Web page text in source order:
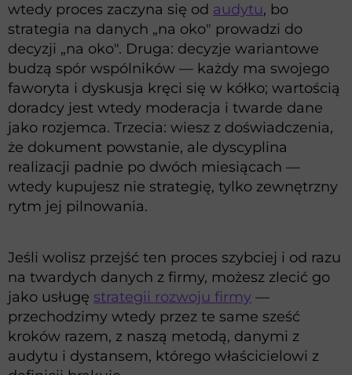
wtedy proces zaczyna się od audytu, bo
strategia na danych „na oko" prowadzi do
decyzji „na oko". Druga: decyzje wariantowe
budzą spór wspólników — każdy ma swojego
faworyta i dyskusja kręci się w kółko; wartością
doradcy jest wtedy moderacja i twarde dane
jako rozjemca. Trzecia: wiesz z doświadczenia,
że dokument powstanie, ale dyscyplina
realizacji padnie po dwóch miesiącach —
wtedy kupujesz nie strategię, tylko zewnętrzny
rytm jej pilnowania.
Jeśli wolisz przejść ten proces szybciej i od razu
na twardych danych z firmy, możesz zlecić go
jako usługę strategii rozwoju firmy —
przechodzimy wtedy przez te same sześć
kroków razem, z naszą metodą, danymi z
audytu i dystansem, którego właścicielowi z